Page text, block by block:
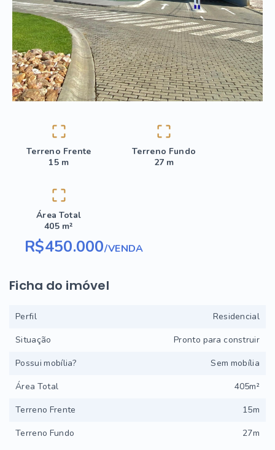
Terreno Frente
15 m
Terreno Fundo
27 m
Área Total
405 m²
R$450.000/VENDA
Ficha do imóvel
Perfil
Residencial
Situação
Pronto para construir
Possui mobília?
Sem mobília
Área Total
405m²
Terreno Frente
15m
Terreno Fundo
27m